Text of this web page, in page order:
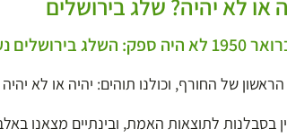
או לא יהיה? שלג בירושלים
בירושלים נערם לגובה 70 ס"מ
הראשון של החורף, וכולנו תוהים: יהיה או לא
בסבלנות לתוצאות האמת, ובינתיים מצאנו